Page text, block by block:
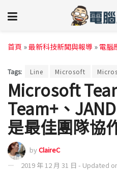
首頁 »最新科技新聞與報導 » 電腦
Tags: Line Microsoft
Microsoft
Team+、
是最佳團隊協
byClaireC
2019 年 12 月 31 日 - Updated